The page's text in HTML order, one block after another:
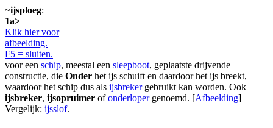
~ijsploeg:
1a>
Klik hier voor
afbeelding.
F5 = sluiten.
voor een schip, meestal een sleepboot, geplaatste drijvende
constructie, die Onder het ijs schuift en daardoor het ijs breekt,
waardoor het schip dus als ijsbrekergebruikt kan worden. Ook
ijsbreker, ijsopruimer ofonderlopergenoemd. [Afbeelding]
Vergelijk: ijsslof.